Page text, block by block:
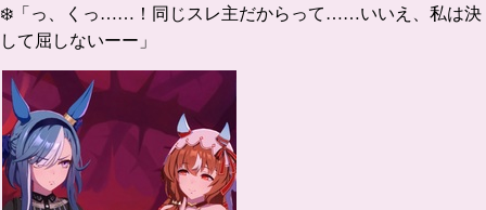
❄️「っ、くっ……！同じスレ主だからって……いいえ、私は決
して屈しないーー」